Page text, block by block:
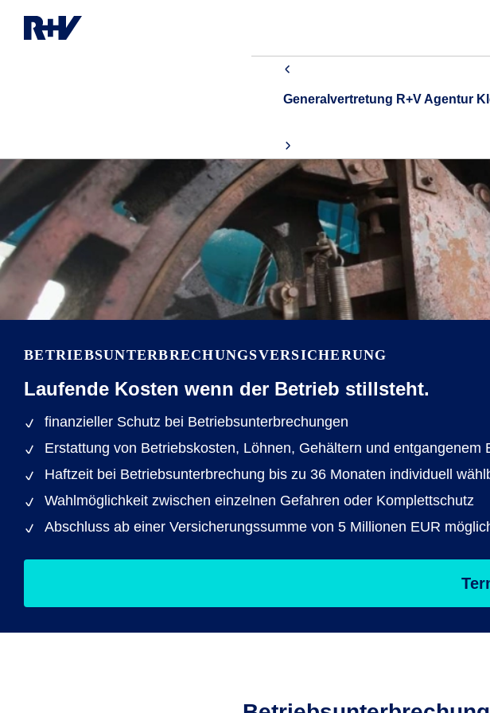
Generalvertretung R+V Agentur
BETRIEBSUNTER­BRECHUNGS­VERSICHERUNG
Laufende Kosten wenn der Betrieb stillsteht.
finanzieller Schutz bei Betriebs­unterbrechungen
Erstattung von Betriebskosten, Löhnen, Gehältern und entgangenem
Haftzeit bei Betriebs­unterbrechung bis zu 36 Monaten individuell
Wahlmöglichkeit zwischen einzelnen Gefahren oder Komplettschutz
Abschluss ab einer Versicherungssumme von 5 Millionen EUR